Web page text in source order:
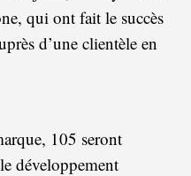
qui ont fait le succès
d’une clientèle en
105 seront
développement